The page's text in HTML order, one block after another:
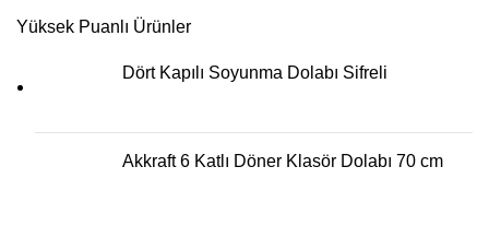
Yüksek Puanlı Ürünler
Dört Kapılı Soyunma Dolabı Sifreli
Akkraft 6 Katlı Döner Klasör Dolabı 70 cm